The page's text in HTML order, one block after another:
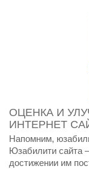
ОЦЕНКА И
ИНТЕРНЕТ
Напомним,
Юзабилити сайта
достижении им